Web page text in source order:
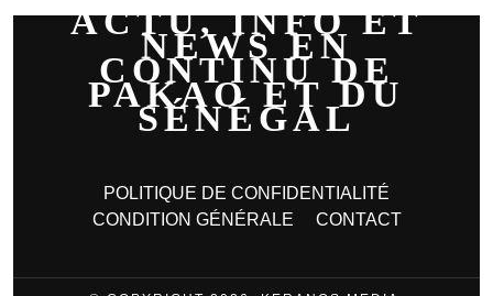
ACTU, INFO ET
NEWS EN
CONTINU DE
PAKAO ET DU
SÉNÉGAL
POLITIQUE DE CONFIDENTIALITÉ
CONDITION GÉNÉRALE
CONTACT